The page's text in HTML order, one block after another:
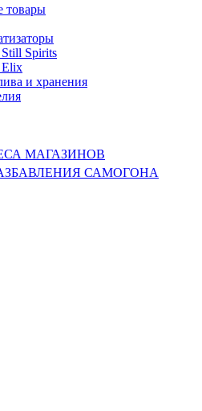
товары
Spirits
Elix
и хранения
МАГАЗИНОВ
САМОГОНА